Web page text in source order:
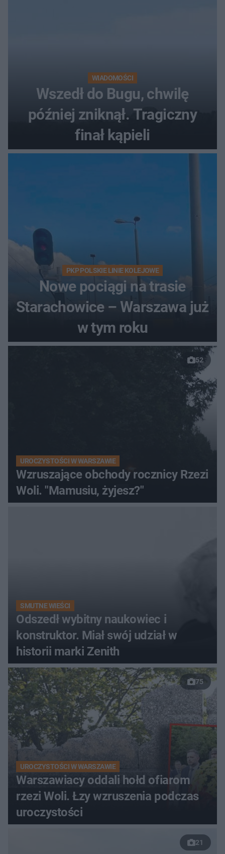
WIADOMOŚCI
Wszedł do Bugu, chwilę
później zniknął. Tragiczny
finał kąpieli
PKP POLSKIE LINIE KOLEJOWE
Nowe pociągi na trasie
Starachowice – Warszawa już
w tym roku
52
UROCZYSTOŚCI W WARSZAWIE
Wzruszające obchody rocznicy Rzezi
Woli. "Mamusiu, żyjesz?"
SMUTNE WIEŚCI
Odszedł wybitny naukowiec i
konstruktor. Miał swój udział w
historii marki Zenith
75
UROCZYSTOŚCI W WARSZAWIE
Warszawiacy oddali hołd ofiarom
rzezi Woli. Łzy wzruszenia podczas
uroczystości
21